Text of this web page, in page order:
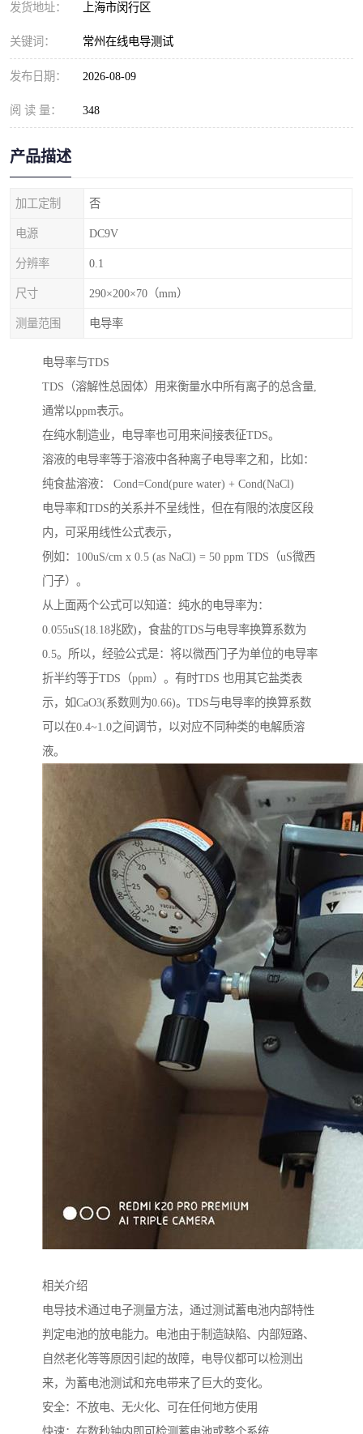
发货地址： 上海市闵行区
关键词： 常州在线电导测试
发布日期： 2026-08-09
阅 读 量： 348
产品描述
加工定制 否
电源 DC9V
分辨率 0.1
尺寸 290×200×70（mm）
测量范围 电导率
电导率与TDS
TDS（溶解性总固体）用来衡量水中所有离子的总含量,
通常以ppm表示。
在纯水制造业，电导率也可用来间接表征TDS。
溶液的电导率等于溶液中各种离子电导率之和，比如：
纯食盐溶液： Cond=Cond(pure water) + Cond(NaCl)
电导率和TDS的关系并不呈线性，但在有限的浓度区段
内，可采用线性公式表示，
例如：100uS/cm x 0.5 (as NaCl) = 50 ppm TDS（uS微西
门子）。
从上面两个公式可以知道：纯水的电导率为：
0.055uS(18.18兆欧)，食盐的TDS与电导率换算系数为
0.5。所以，经验公式是：将以微西门子为单位的电导率
折半约等于TDS（ppm）。有时TDS 也用其它盐类表
示，如CaO3(系数则为0.66)。TDS与电导率的换算系数
可以在0.4~1.0之间调节，以对应不同种类的电解质溶
液。
相关介绍
电导技术通过电子测量方法，通过测试蓄电池内部特性
判定电池的放电能力。电池由于制造缺陷、内部短路、
自然老化等等原因引起的故障，电导仪都可以检测出
来，为蓄电池测试和充电带来了巨大的变化。
安全：不放电、无火化、可在任何地方使用